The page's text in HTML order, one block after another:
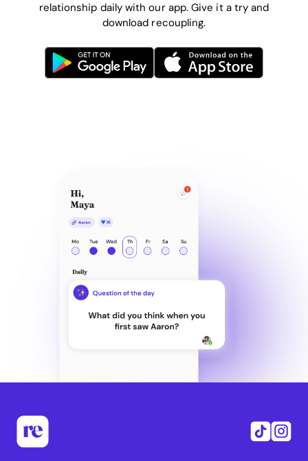
relationship daily with our app. Give it a try and
download recoupling.